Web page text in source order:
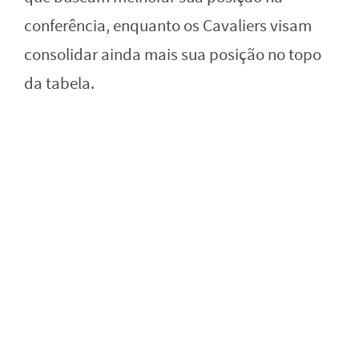
conferência, enquanto os Cavaliers visam
consolidar ainda mais sua posição no topo
da tabela.